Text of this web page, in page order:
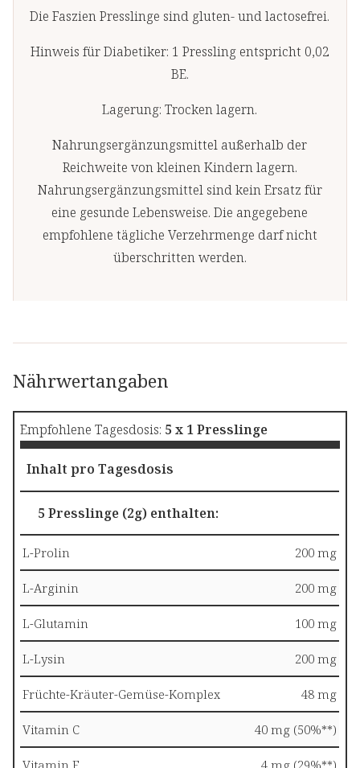
Die Faszien Presslinge sind gluten- und lactosefrei.
Hinweis für Diabetiker: 1 Pressling entspricht 0,02
BE.
Lagerung: Trocken lagern.
Nahrungsergänzungsmittel außerhalb der
Reichweite von kleinen Kindern lagern.
Nahrungsergänzungsmittel sind kein Ersatz für
eine gesunde Lebensweise. Die angegebene
empfohlene tägliche Verzehrmenge darf nicht
überschritten werden.
Nährwertangaben
Empfohlene Tagesdosis: 5 x 1 Presslinge
Inhalt pro Tagesdosis
5 Presslinge (2g) enthalten:
L-Prolin 200 mg
L-Arginin 200 mg
L-Glutamin 100 mg
L-Lysin 200 mg
Früchte-Kräuter-Gemüse-Komplex 48 mg
Vitamin C 40 mg (50%**)